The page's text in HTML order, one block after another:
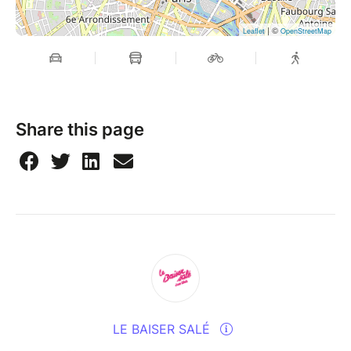
ingénieur son.
composer's great works through original
arrangements carried by three solo voices and a
singular jazz formation.
universe, between harmonic finesse and freedom of
arrangements to dialogue with the group's vocal and
instrumental timbres, offer a sensitive, contemporary
reading of a repertoire emblematic of French music.
Conceived as both a musical and stage experience,
Leaflet| ©OpenStreetMap
Share this page
LE BAISER SALÉ